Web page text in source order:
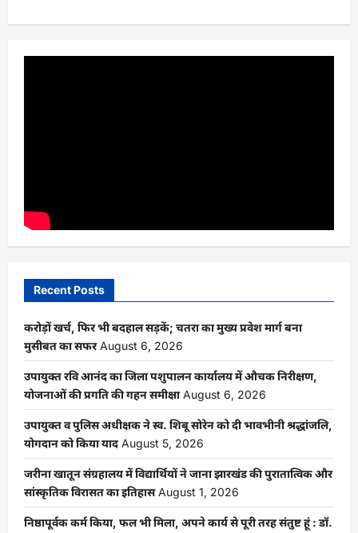
Recent Posts
करोड़ों खर्च, फिर भी बदहाल सड़कें; चतरा का मुख्य प्रवेश मार्ग बना
मुसीबत का सफर August 6, 2026
उपायुक्त रवि आनंद का जिला पशुपालन कार्यालय में औचक निरीक्षण,
योजनाओं की प्रगति की गहन समीक्षा August 6, 2026
उपायुक्त व पुलिस अधीक्षक ने स्व. शिबू सोरेन को दी भावभीनी श्रद्धांजलि,
योगदान को किया याद August 5, 2026
जरीना खातून संग्रहालय में विद्यार्थियों ने जाना झारखंड की पुरातात्विक और
सांस्कृतिक विरासत का इतिहास August 1, 2026
निष्ठापूर्वक कर्म किया, फल भी मिला, अपने कार्य से पूरी तरह संतुष्ट हूं : डॉ.